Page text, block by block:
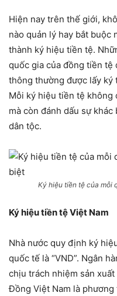
Hiện nay trên thế giới,
nào quản lý hay bắt buộc
thành ký hiệu tiền tệ.
quốc gia của đồng tiền tệ
thông thường được lấy ký
Mỗi ký hiệu tiền tệ không
mà còn đánh dấu sự
dân tộc.
Ký hiệu tiền tệ của mỗi
Ký hiệu tiền tệ Việt Nam
Nhà nước quy định ký
quốc tế là “VND”. Ngân
chịu trách nhiệm sản
Đồng Việt Nam là